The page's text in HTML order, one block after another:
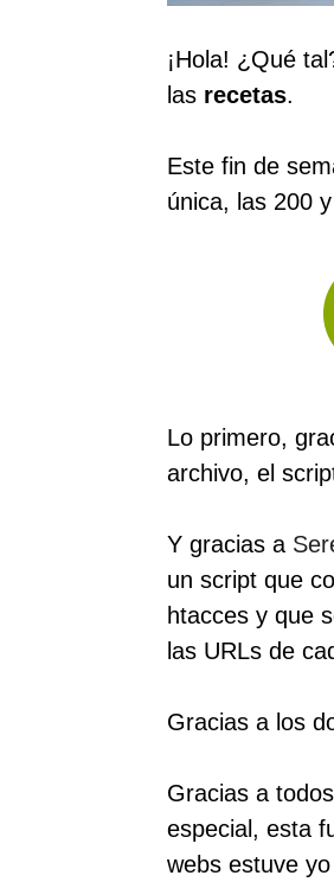
¡Hola! ¿Qué
las recetas.
Este fin de
única, las 200
Lo primero,
archivo, el
Y gracias a
un script que
htacces y que
las URLs de
Gracias a los
Gracias a
especial, esta
webs estuve